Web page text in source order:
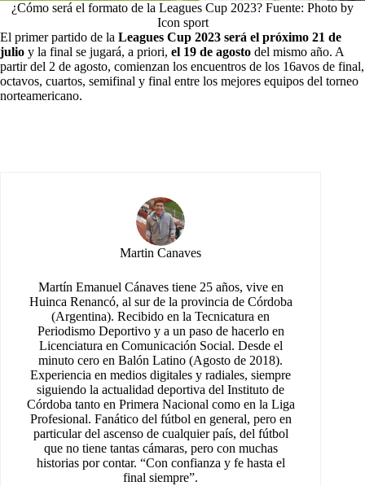
¿Cómo será el formato de la Leagues Cup 2023? Fuente: Photo by
Icon sport
El primer partido de la Leagues Cup 2023 será el próximo 21 de
julio y la final se jugará, a priori, el 19 de agosto del mismo año. A
partir del 2 de agosto, comienzan los encuentros de los 16avos de final,
octavos, cuartos, semifinal y final entre los mejores equipos del torneo
norteamericano.
Martin Canaves
Martín Emanuel Cánaves tiene 25 años, vive en
Huinca Renancó, al sur de la provincia de Córdoba
(Argentina). Recibido en la Tecnicatura en
Periodismo Deportivo y a un paso de hacerlo en
Licenciatura en Comunicación Social. Desde el
minuto cero en Balón Latino (Agosto de 2018).
Experiencia en medios digitales y radiales, siempre
siguiendo la actualidad deportiva del Instituto de
Córdoba tanto en Primera Nacional como en la Liga
Profesional. Fanático del fútbol en general, pero en
particular del ascenso de cualquier país, del fútbol
que no tiene tantas cámaras, pero con muchas
historias por contar. “Con confianza y fe hasta el
final siempre”.